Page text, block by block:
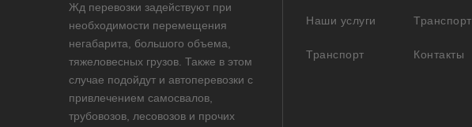
Жд перевозки задействуют при
необходимости перемещения
негабарита, большого объема,
тяжеловесных грузов. Также в этом
случае подойдут и автоперевозки с
привлечением самосвалов,
трубовозов, лесовозов и прочих
Наши услуги
Транспорт
Транспорт
Контакты